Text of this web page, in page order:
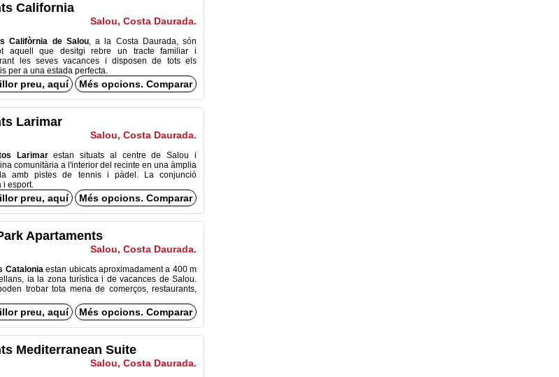
California
Salou, Costa Daurada.
Califòrnia de Salou, a la Costa Daurada, són
aquell que desitgi rebre un tracte familiar i
les seves vacances i disposen de tots els
per a una estada perfecta.
preu, aquí Més opcions. Comparar
Larimar
Salou, Costa Daurada.
Larimarestan situats al centre de Salou i
comunitària a l'interior del recinte en una àmplia
amb pistes de tennis i pàdel. La conjunció
de platja i esport.
preu, aquí Més opcions. Comparar
Apartaments
Salou, Costa Daurada.
Cataloniaestan ubicats aproximadament a 400 m
ia la zona turística i de vacances de Salou.
trobar tota mena de comerços, restaurants,
etc.
preu, aquí Més opcions. Comparar
Mediterranean Suite
Salou, Costa Daurada.